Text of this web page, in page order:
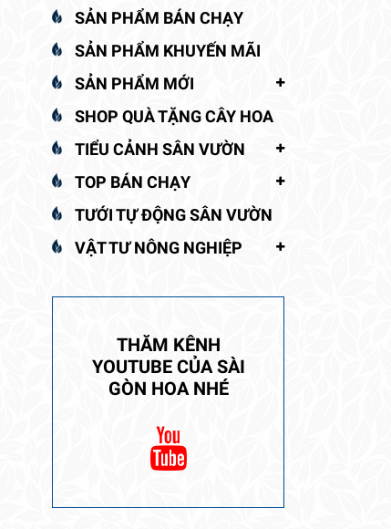
SẢN PHẨM BÁN CHẠY
SẢN PHẨM KHUYẾN MÃI
SẢN PHẨM MỚI
SHOP QUÀ TẶNG CÂY HOA
TIỂU CẢNH SÂN VƯỜN
TOP BÁN CHẠY
TƯỚI TỰ ĐỘNG SÂN VƯỜN
VẬT TƯ NÔNG NGHIỆP
THĂM KÊNH
YOUTUBE CỦA SÀI
GÒN HOA NHÉ